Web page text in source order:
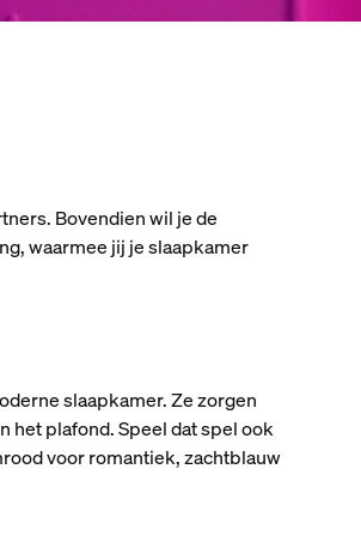
Bovendien wil je de
waarmee jij je slaapkamer
slaapkamer. Ze zorgen
het plafond. Speel dat spel ook
voor romantiek, zachtblauw